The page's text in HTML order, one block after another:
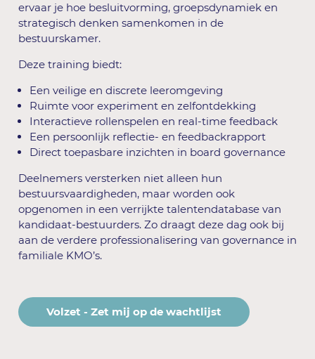
ervaar je hoe besluitvorming, groepsdynamiek en
strategisch denken samenkomen in de
bestuurskamer.
Deze training biedt:
Een veilige en discrete leeromgeving
Ruimte voor experiment en zelfontdekking
Interactieve rollenspelen en real-time feedback
Een persoonlijk reflectie- en feedbackrapport
Direct toepasbare inzichten in board governance
Deelnemers versterken niet alleen hun
bestuursvaardigheden, maar worden ook
opgenomen in een verrijkte talentendatabase van
kandidaat-bestuurders. Zo draagt deze dag ook bij
aan de verdere professionalisering van governance in
familiale KMO’s.
Volzet - Zet mij op de wachtlijst